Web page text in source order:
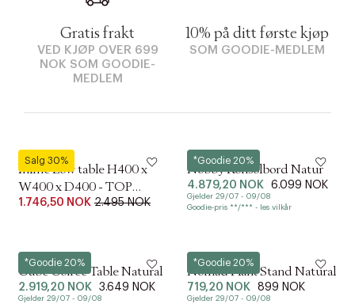
Salg 30%
NINE
Inline Low table H400 x
W400 x D400 - TOP
Natural oak
1.746,50 NOK 2.495 NOK
*Goodie 20%
Hübsch
Nobby Konsolbord Natur
4.879,20 NOK 6.099 NOK
Gjelder 29/07 - 09/08
Goodie-pris **/*** - les vilkår
*Goodie 20%
Hübsch
Cube Coffee Table Natural
2.919,20 NOK 3.649 NOK
Gjelder 29/07 - 09/08
*Goodie 20%
Hübsch
Nomad Plant Stand Natural
719,20 NOK 899 NOK
Gjelder 29/07 - 09/08
Gratis frakt
VED KJØP OVER 699
NOK SOM GOODIE-
MEDLEM
10% på ditt første kjøp
SOM GOODIE-MEDLEM